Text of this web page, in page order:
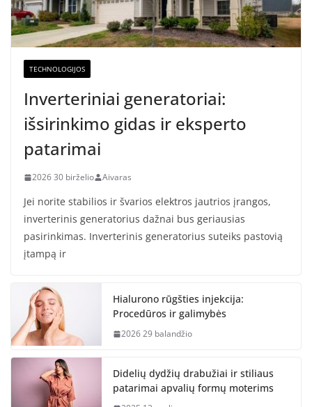
TECHNOLOGIJOS
Inverteriniai generatoriai:
išsirinkimo gidas ir eksperto
patarimai
2026 30 birželio Aivaras
Jei norite stabilios ir švarios elektros jautrios įrangos,
inverterinis generatorius dažnai bus geriausias
pasirinkimas. Inverterinis generatorius suteiks pastovią
įtampą ir
Hialurono rūgšties injekcija:
Procedūros ir galimybės
2026 29 balandžio
Didelių dydžių drabužiai ir stiliaus
patarimai apvalių formų moterims